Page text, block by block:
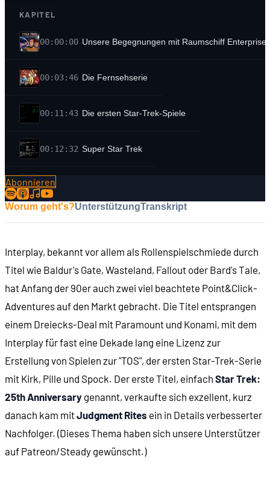
KAPITEL
00:00:00 Unsere Begegnungen mit Raumschiff Enterprise
00:03:46 Die Fernsehserie
00:11:43 Die ersten Star-Trek-Spiele
00:12:32 Super Star Trek
00:13:58
00:17:34 The Kobayashi Alternative und andere
00:21:54 Über Konami zu Interplay
00:31:10 Star Trek: 25th Anniversary
00:35:24 Die Einsätze der Enterprise
00:40:07 Der Spielablauf
00:42:02 Die Crew und wie man sie einsetzt
Abonnieren
Worum geht's?UnterstützungTranskript
Interplay, bekannt vor allem als Rollenspielschmiede durch
Titel wie Baldur's Gate, Wasteland, Fallout oder Bard's Tale,
hat Anfang der 90er auch zwei viel beachtete Point&Click-
Adventures auf den Markt gebracht. Die Titel entsprangen
einem Dreiecks-Deal mit Paramount und Konami, mit dem
Interplay für fast eine Dekade lang eine Lizenz zur
Erstellung von Spielen zur "TOS", der ersten Star-Trek-Serie
mit Kirk, Pille und Spock. Der erste Titel, einfach Star Trek:
25th Anniversary genannt, verkaufte sich exzellent, kurz
danach kam mitJudgment Rites ein in Details verbesserter
Nachfolger. (Dieses Thema haben sich unsere Unterstützer
auf Patreon/Steady gewünscht.)